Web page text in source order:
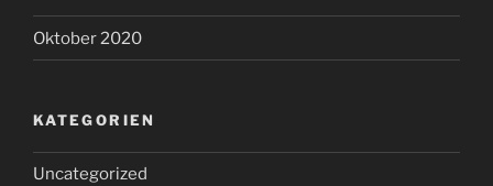
Oktober 2020
KATEGORIEN
Uncategorized